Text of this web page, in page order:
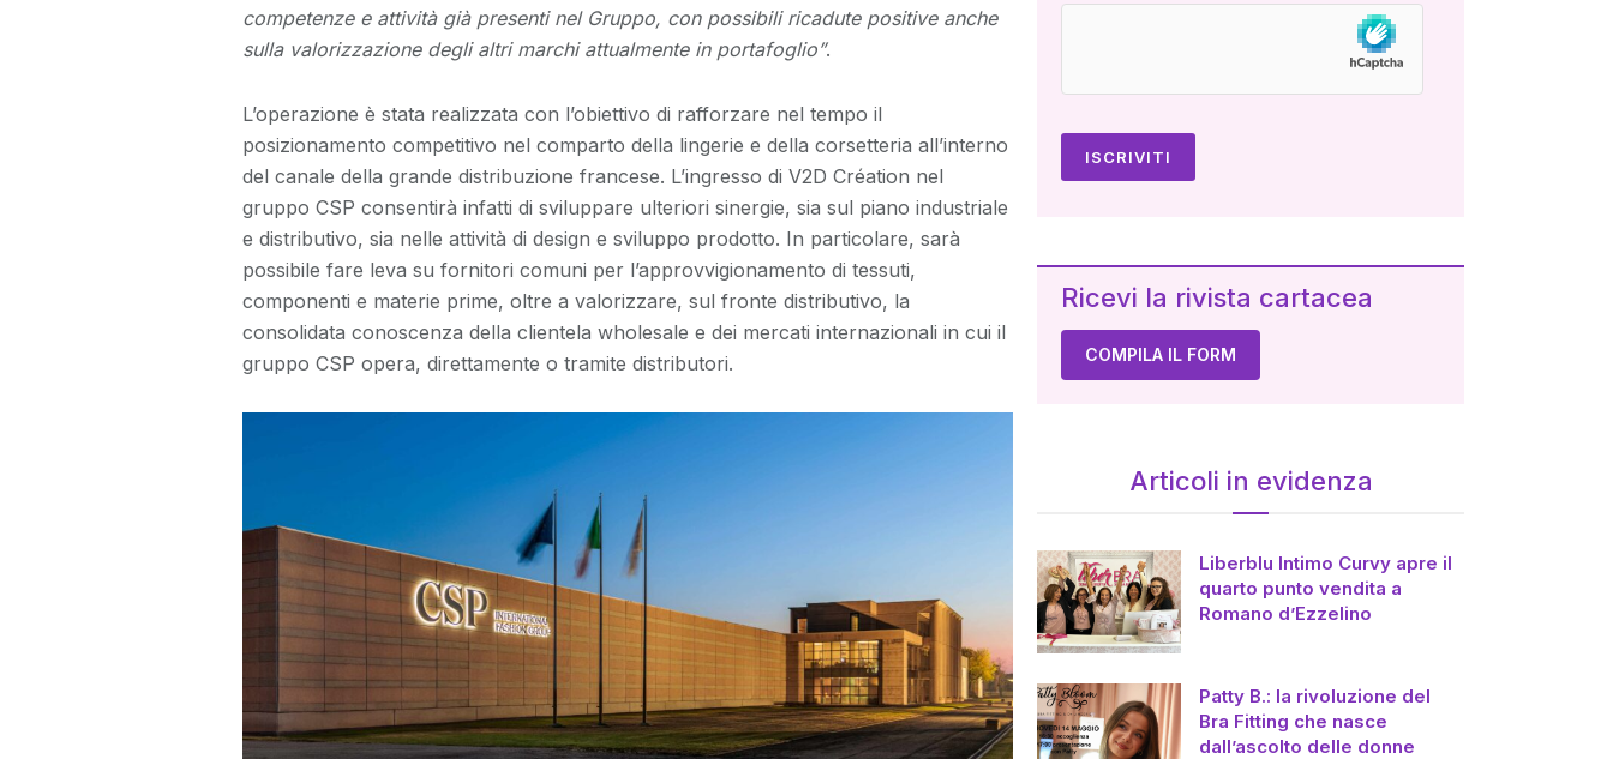
competenze e attività già presenti nel Gruppo, con possibili ricadute positive anche
sulla valorizzazione degli altri marchi attualmente in portafoglio”.
L’operazione è stata realizzata con l’obiettivo di rafforzare nel tempo il
posizionamento competitivo nel comparto della lingerie e della corsetteria all’interno
del canale della grande distribuzione francese. L’ingresso di V2D Création nel
gruppo CSP consentirà infatti di sviluppare ulteriori sinergie, sia sul piano industriale
e distributivo, sia nelle attività di design e sviluppo prodotto. In particolare, sarà
possibile fare leva su fornitori comuni per l’approvvigionamento di tessuti,
componenti e materie prime, oltre a valorizzare, sul fronte distributivo, la
consolidata conoscenza della clientela wholesale e dei mercati internazionali in cui il
gruppo CSP opera, direttamente o tramite distributori.
Ricevi la rivista cartacea
COMPILA IL FORM
Articoli in evidenza
Liberblu Intimo Curvy apre il
quarto punto vendita a
Romano d’Ezzelino
Patty B.: la rivoluzione del
Bra Fitting che nasce
dall’ascolto delle donne